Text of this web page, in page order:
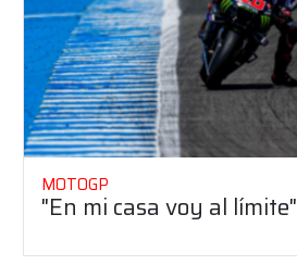
MOTOGP
"En mi casa voy al límite"